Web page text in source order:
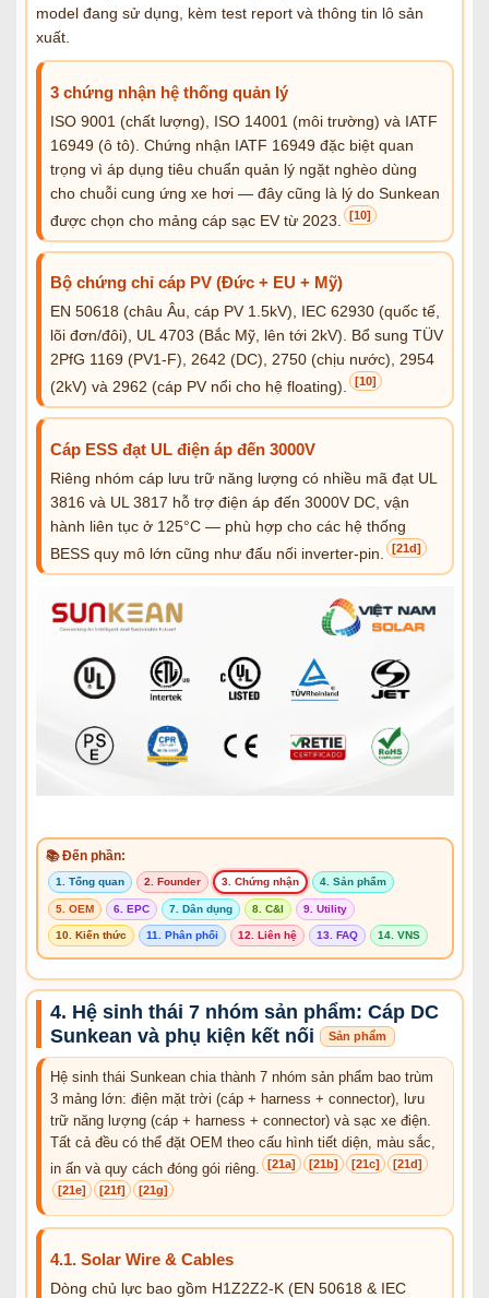
model đang sử dụng, kèm test report và thông tin lô sản
xuất.
3 chứng nhận hệ thống quản lý
ISO 9001 (chất lượng), ISO 14001 (môi trường) và IATF
16949 (ô tô). Chứng nhận IATF 16949 đặc biệt quan
trọng vì áp dụng tiêu chuẩn quản lý ngặt nghèo dùng
cho chuỗi cung ứng xe hơi — đây cũng là lý do Sunkean
được chọn cho mảng cáp sạc EV từ 2023.
[10]
Bộ chứng chỉ cáp PV (Đức + EU + Mỹ)
EN 50618 (châu Âu, cáp PV 1.5kV), IEC 62930 (quốc tế,
lõi đơn/đôi), UL 4703 (Bắc Mỹ, lên tới 2kV). Bổ sung TÜV
2PfG 1169 (PV1-F), 2642 (DC), 2750 (chịu nước), 2954
(2kV) và 2962 (cáp PV nổi cho hệ floating).
[10]
Cáp ESS đạt UL điện áp đến 3000V
Riêng nhóm cáp lưu trữ năng lượng có nhiều mã đạt UL
3816 và UL 3817 hỗ trợ điện áp đến 3000V DC, vận
hành liên tục ở 125°C — phù hợp cho các hệ thống
BESS quy mô lớn cũng như đấu nối inverter-pin.
[21d]
📚 Đến phần:
1. Tổng quan 2. Founder 3. Chứng nhận 4. Sản phẩm
5. OEM 6. EPC 7. Dân dụng 8. C&I 9. Utility
10. Kiến thức 11. Phân phối 12. Liên hệ 13. FAQ 14. VNS
4. Hệ sinh thái 7 nhóm sản phẩm: Cáp DC
Sunkean và phụ kiện kết nối
Sản phẩm
Hệ sinh thái Sunkean chia thành 7 nhóm sản phẩm bao trùm
3 mảng lớn: điện mặt trời (cáp + harness + connector), lưu
trữ năng lượng (cáp + harness + connector) và sạc xe điện.
Tất cả đều có thể đặt OEM theo cấu hình tiết diện, màu sắc,
in ấn và quy cách đóng gói riêng.
[21a] [21b] [21c] [21d]
[21e] [21f] [21g]
4.1. Solar Wire & Cables
Dòng chủ lực bao gồm H1Z2Z2-K (EN 50618 & IEC